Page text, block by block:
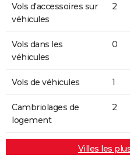
Vols d'accessoires sur
véhicules
2
Vols dans les
véhicules
0
Vols de véhicules 1
Cambriolages de
logement
2
Villes les